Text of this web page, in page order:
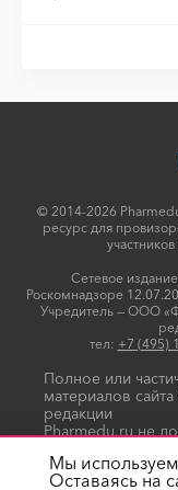
© 2014-2026
ресурс для
Сетевое
Роскомнадзоре
Учредитель — ООО
тел: +7 (495)
Полное или
материалов
редакции
Pharmedu.ru не
Мы
Оставаясь на